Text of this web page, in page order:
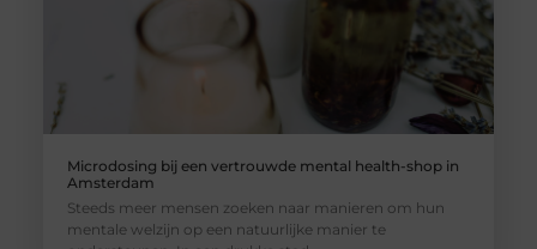
Microdosing bij een vertrouwde mental health-shop in
Amsterdam
Steeds meer mensen zoeken naar manieren om hun
mentale welzijn op een natuurlijke manier te